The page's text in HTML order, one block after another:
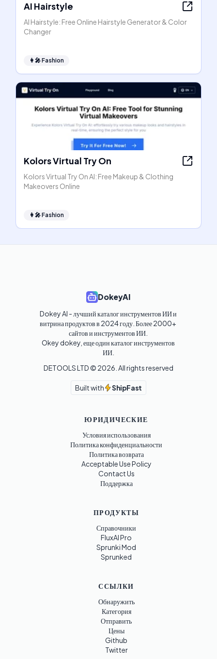
AI Hairstyle
AI Hairstyle: Free Online Hairstyle Generator & Color
Changer
👩‍🎤Fashion
Kolors Virtual Try On
Kolors Virtual Try On AI: Free Makeup & Clothing
Makeovers Online
👩‍🎤Fashion
DokeyAI
Dokey AI - лучший каталог инструментов ИИ и
витрина продуктов в 2024 году. Более 2000+
сайтов и инструментов ИИ.
Okey dokey, еще один каталог инструментов
ИИ.
DETOOLS LTD © 2026 . All rights reserved
Built with ShipFast
ЮРИДИЧЕСКИЕ
Условия использования
Политика конфиденциальности
Политика возврата
Acceptable Use Policy
Contact Us
Поддержка
ПРОДУКТЫ
Справочники
FluxAI Pro
Sprunki Mod
Sprunked
ССЫЛКИ
Обнаружить
Категория
Отправить
Цены
Github
Twitter